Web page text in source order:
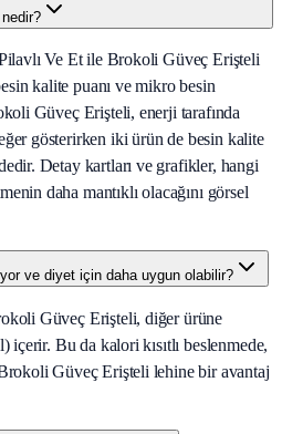
nedir?
Ve Et ile Brokoli Güveç Erişteli
kalite puanı ve mikro besin
Güveç Erişteli, enerji tarafında
gösterirken iki ürün de besin kalite
Detay kartları ve grafikler, hangi
daha mantıklı olacağını görsel
ve diyet için daha uygun olabilir?
Güveç Erişteli, diğer ürüne
içerir. Bu da kalori kısıtlı beslenmede,
Güveç Erişteli lehine bir avantaj